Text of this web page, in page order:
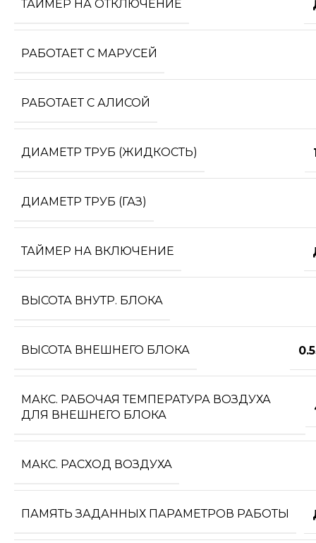
ТАЙМЕР НА ОТКЛЮЧЕНИЕ
РАБОТАЕТ С МАРУСЕЙ
РАБОТАЕТ С АЛИСОЙ
ДИАМЕТР ТРУБ (ЖИДКОСТЬ)
ДИАМЕТР ТРУБ (ГАЗ)
ТАЙМЕР НА ВКЛЮЧЕНИЕ
ВЫСОТА ВНУТР. БЛОКА
ВЫСОТА ВНЕШНЕГО БЛОКА
МАКС. РАБОЧАЯ ТЕМПЕРАТУРА ВОЗДУХА
ДЛЯ ВНЕШНЕГО БЛОКА
МАКС. РАСХОД ВОЗДУХА
ПАМЯТЬ ЗАДАННЫХ ПАРАМЕТРОВ РАБОТЫ